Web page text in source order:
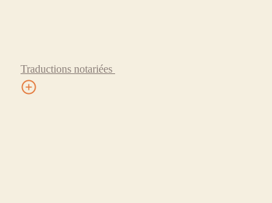
Traductions notariées